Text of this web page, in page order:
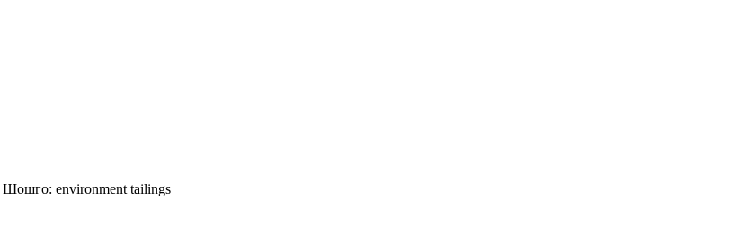
Шошго: environment tailings